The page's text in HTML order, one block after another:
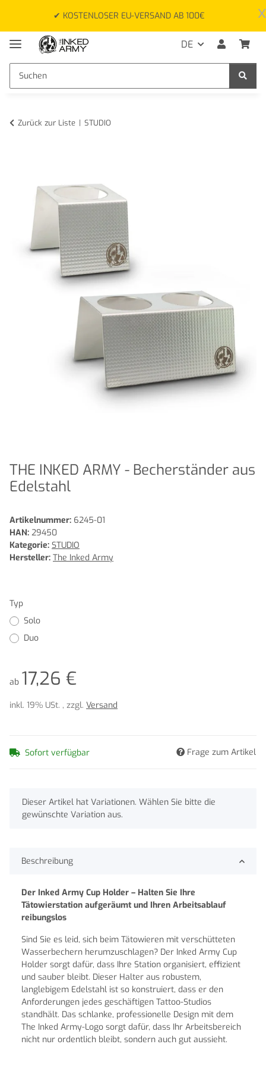
x
✔ KOSTENLOSER EU-VERSAND AB 100€
DE
Zurück zur Liste STUDIO
THE INKED ARMY - Becherständer aus
Edelstahl
Artikelnummer: 6245-01
HAN: 29450
Kategorie: STUDIO
Hersteller: The Inked Army
Typ
Solo
Duo
ab 17,26 €
inkl. 19% USt. , zzgl. Versand
Sofort verfügbar Frage zum Artikel
x
Dieser Artikel hat Variationen. Wählen Sie bitte die
gewünschte Variation aus.
Beschreibung
Der Inked Army Cup Holder – Halten Sie Ihre
Tätowierstation aufgeräumt und Ihren Arbeitsablauf
reibungslos
Sind Sie es leid, sich beim Tätowieren mit verschütteten
Wasserbechern herumzuschlagen? Der Inked Army Cup
Holder sorgt dafür, dass Ihre Station organisiert, effizient
und sauber bleibt. Dieser Halter aus robustem,
langlebigem Edelstahl ist so konstruiert, dass er den
Anforderungen jedes geschäftigen Tattoo-Studios
standhält. Das schlanke, professionelle Design mit dem
The Inked Army-Logo sorgt dafür, dass Ihr Arbeitsbereich
nicht nur ordentlich bleibt, sondern auch gut aussieht.